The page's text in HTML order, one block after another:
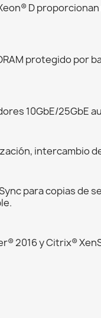
D
protegido por
10GbE/25GbE
intercambio
para copias de
2016 y Citrix®